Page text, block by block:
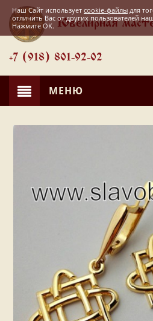
Ювелирная
+7 (918) 801-92-02
МЕНЮ
Наш Сайт использует cookie-файлы для
отличить Вас от других пользователей
Нажмите OK.